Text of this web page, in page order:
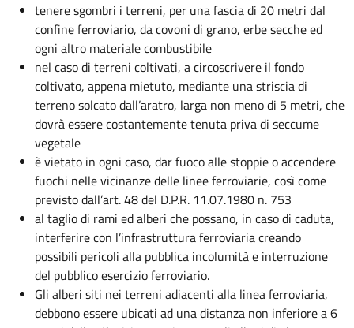
tenere sgombri i terreni, per una fascia di 20 metri dal
confine ferroviario, da covoni di grano, erbe secche ed
ogni altro materiale combustibile
nel caso di terreni coltivati, a circoscrivere il fondo
coltivato, appena mietuto, mediante una striscia di
terreno solcato dall’aratro, larga non meno di 5 metri, che
dovrà essere costantemente tenuta priva di seccume
vegetale
è vietato in ogni caso, dar fuoco alle stoppie o accendere
fuochi nelle vicinanze delle linee ferroviarie, così come
previsto dall’art. 48 del D.P.R. 11.07.1980 n. 753
al taglio di rami ed alberi che possano, in caso di caduta,
interferire con l’infrastruttura ferroviaria creando
possibili pericoli alla pubblica incolumità e interruzione
del pubblico esercizio ferroviario.
Gli alberi siti nei terreni adiacenti alla linea ferroviaria,
debbono essere ubicati ad una distanza non inferiore a 6